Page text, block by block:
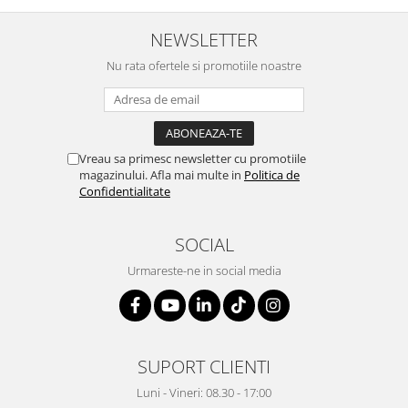
NEWSLETTER
Nu rata ofertele si promotiile noastre
Vreau sa primesc newsletter cu promotiile
magazinului. Afla mai multe in Politica de
Confidentialitate
SOCIAL
Urmareste-ne in social media
SUPORT CLIENTI
Luni - Vineri: 08.30 - 17:00